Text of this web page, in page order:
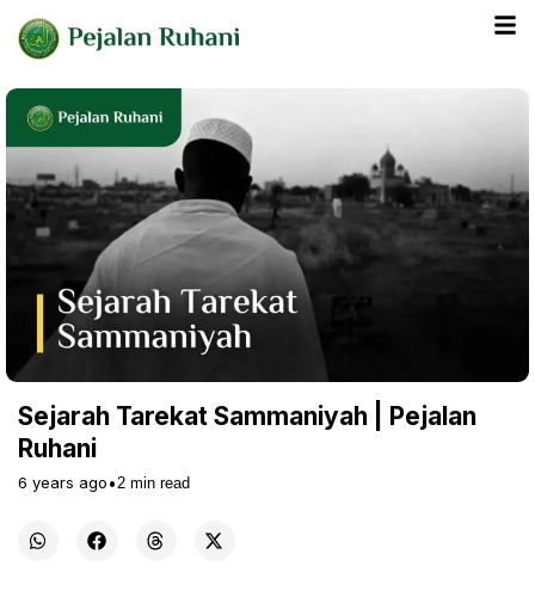
Sejarah Tarekat Sammaniyah | Pejalan
Ruhani
6 years ago• 2 min read